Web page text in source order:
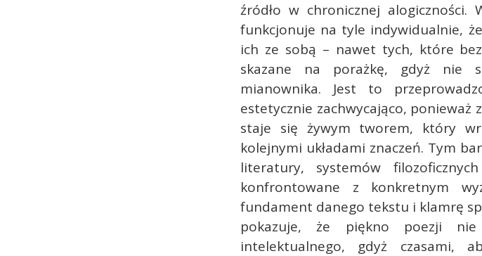
źródło w chronicznej alogiczności.
funkcjonuje na tyle indywidualnie,
ich ze sobą – nawet tych, które
skazane na porażkę, gdyż nie
mianownika. Jest to
estetycznie zachwycająco,
staje się żywym tworem, który
kolejnymi układami znaczeń. Tym
literatury, systemów
konfrontowane z konkretnym
fundament danego tekstu i klamrę
pokazuje, że piękno poezji
intelektualnego, gdyż czasami,